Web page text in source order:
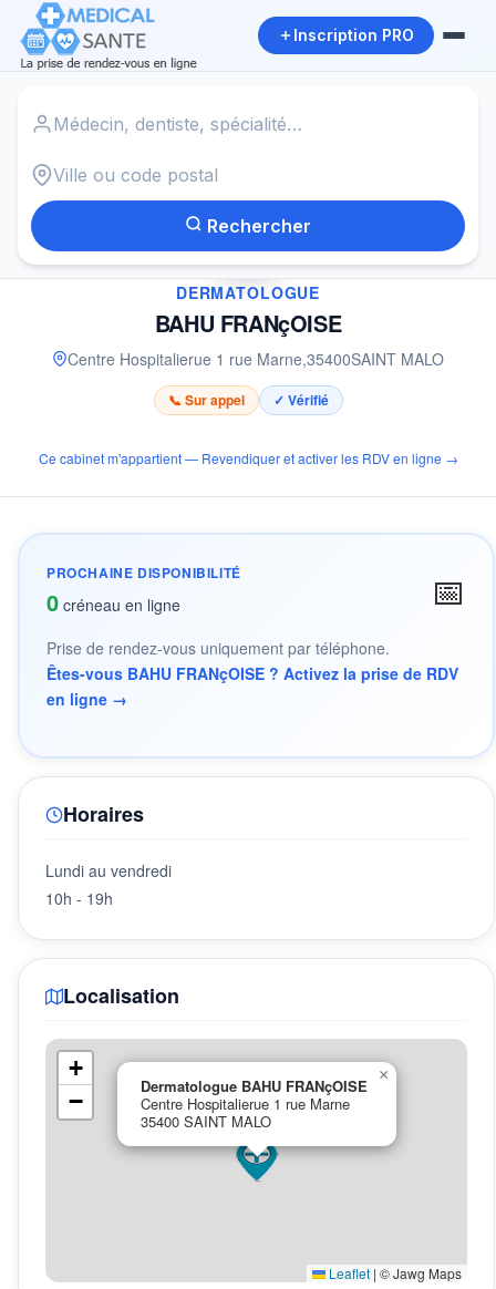
Inscription PRO
Rechercher
✓
DERMATOLOGUE
BAHU FRANçOISE
Centre Hospitalierue 1 rue Marne,35400SAINT MALO
📞 Sur appel ✓ Vérifié
Ce cabinet m'appartient — Revendiquer et activer les RDV en ligne →
PROCHAINE DISPONIBILITÉ
0 créneau en ligne 📅
Prise de rendez-vous uniquement par téléphone.
Êtes-vous BAHU FRANçOISE ? Activez la prise de RDV
en ligne →
Horaires
Lundi au vendredi
10h - 19h
Localisation
Dermatologue BAHU FRANçOISE
Centre Hospitalierue 1 rue Marne
35400 SAINT MALO
×
+
−
Leaflet | © Jawg Maps